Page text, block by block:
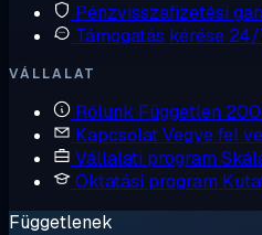
Pénzvisszafizetési
Támogatás kérése 24/
VÁLLALAT
Rólunk Független
KapcsolatVegye fel
Vállalati program
Oktatási program
Függetlenek